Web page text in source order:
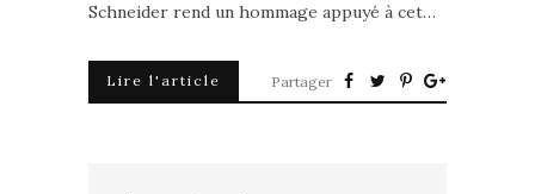
Schneider rend un hommage appuyé à cet…
Lire l'article Partager